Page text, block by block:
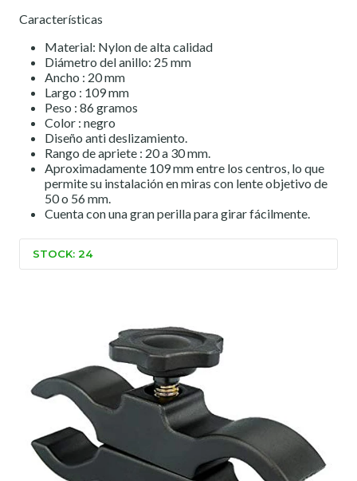
Características
Material: Nylon de alta calidad
Diámetro del anillo: 25 mm
Ancho : 20 mm
Largo : 109 mm
Peso : 86 gramos
Color : negro
Diseño anti deslizamiento.
Rango de apriete : 20 a 30 mm.
Aproximadamente 109 mm entre los centros, lo que
permite su instalación en miras con lente objetivo de
50 o 56 mm.
Cuenta con una gran perilla para girar fácilmente.
STOCK: 24